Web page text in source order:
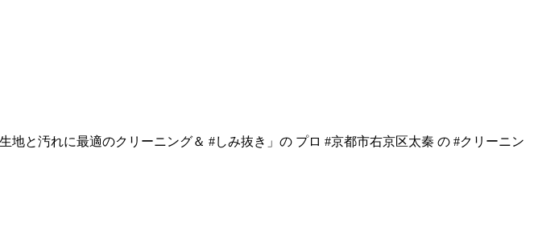
地と汚れに最適のクリーニング＆ #しみ抜き」の プロ #京都市右京区太秦 の #クリーニン